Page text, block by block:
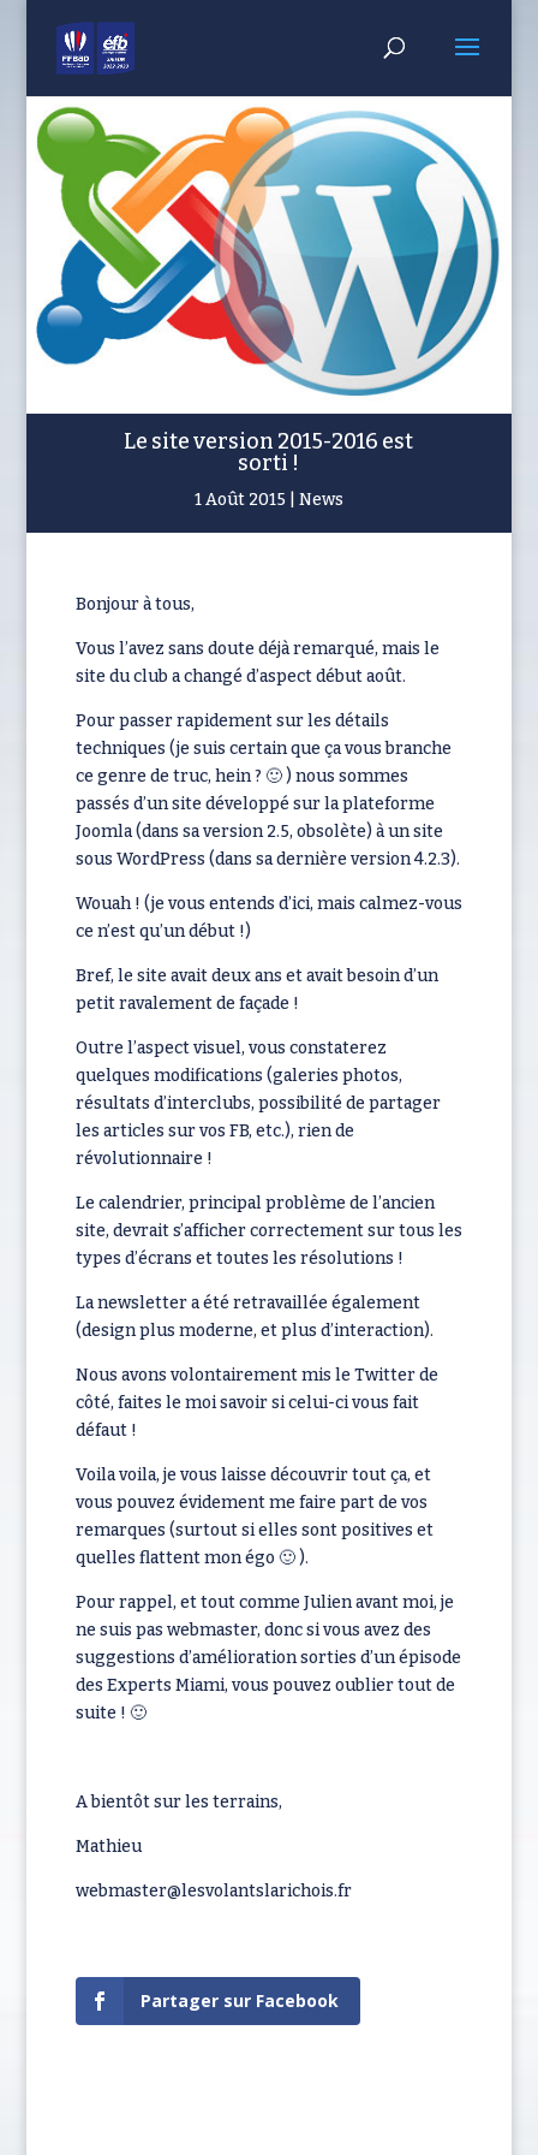
Le site version 2015-2016 est
sorti !
1 Août 2015 News
Bonjour à tous,
Vous l’avez sans doute déjà remarqué, mais le
site du club a changé d’aspect début août.
Pour passer rapidement sur les détails
techniques (je suis certain que ça vous branche
ce genre de truc, hein ? 🙂 ) nous sommes
passés d’un site développé sur la plateforme
Joomla (dans sa version 2.5, obsolète) à un site
sous WordPress (dans sa dernière version 4.2.3).
Wouah ! (je vous entends d’ici, mais calmez-vous
ce n’est qu’un début !)
Bref, le site avait deux ans et avait besoin d’un
petit ravalement de façade !
Outre l’aspect visuel, vous constaterez
quelques modifications (galeries photos,
résultats d’interclubs, possibilité de partager
les articles sur vos FB, etc.), rien de
révolutionnaire !
Le calendrier, principal problème de l’ancien
site, devrait s’afficher correctement sur tous les
types d’écrans et toutes les résolutions !
La newsletter a été retravaillée également
(design plus moderne, et plus d’interaction).
Nous avons volontairement mis le Twitter de
côté, faites le moi savoir si celui-ci vous fait
défaut !
Voila voila, je vous laisse découvrir tout ça, et
vous pouvez évidement me faire part de vos
remarques (surtout si elles sont positives et
quelles flattent mon égo 🙂 ).
Pour rappel, et tout comme Julien avant moi, je
ne suis pas webmaster, donc si vous avez des
suggestions d’amélioration sorties d’un épisode
des Experts Miami, vous pouvez oublier tout de
suite ! 🙂
A bientôt sur les terrains,
Mathieu
webmaster@lesvolantslarichois.fr
Partager sur Facebook